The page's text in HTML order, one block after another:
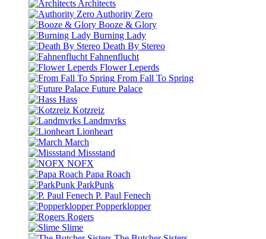
Architects
Authority Zero
Booze & Glory
Burning Lady
Death By Stereo
Fahnenflucht
Flower Leperds
From Fall To Spring
Future Palace
Hass
Kotzreiz
Landmvrks
Lionheart
March
Missstand
NOFX
Papa Roach
ParkPunk
P. Paul Fenech
Popperklopper
Rogers
Slime